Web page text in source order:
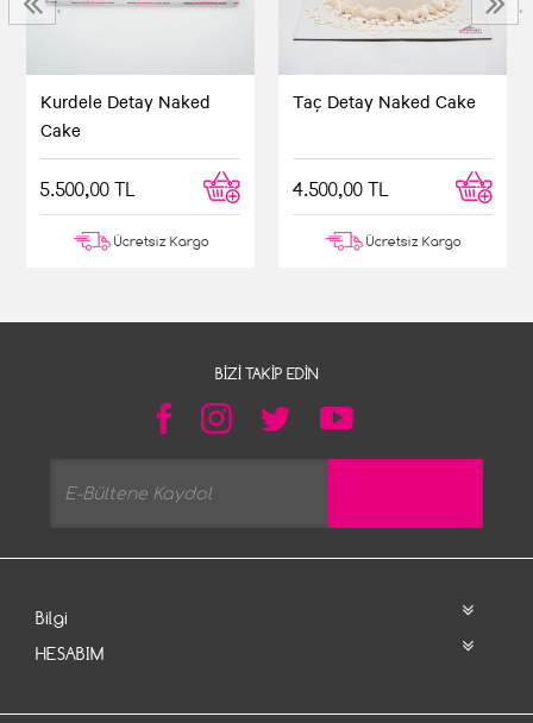
Kurdele Detay Naked
Cake
5.500,00 TL
Ücretsiz Kargo
Taç Detay Naked Cake
4.500,00 TL
Ücretsiz Kargo
‹ ›
BIZI TAKIP EDIN
Bilgi
HESABIM